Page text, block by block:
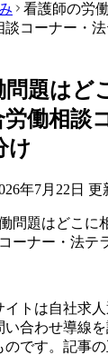
看護師の労
コーナー・
題はど
働相談
け
年7月22日 更
イトは自社求
い合わせ導線
です。記事